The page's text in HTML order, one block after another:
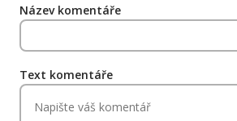
Název komentáře
Text komentáře